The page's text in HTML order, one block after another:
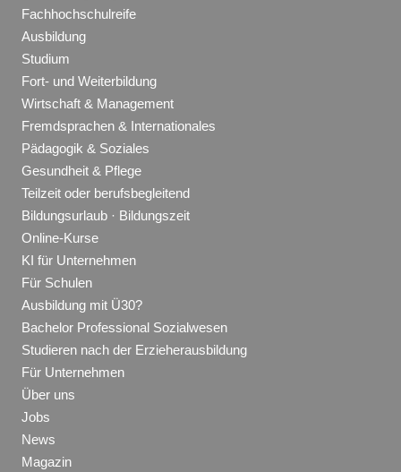
Fachhochschulreife
Ausbildung
Studium
Fort- und Weiterbildung
Wirtschaft & Management
Fremdsprachen & Internationales
Pädagogik & Soziales
Gesundheit & Pflege
Teilzeit oder berufsbegleitend
Bildungsurlaub · Bildungszeit
Online-Kurse
KI für Unternehmen
Für Schulen
Ausbildung mit Ü30?
Bachelor Professional Sozialwesen
Studieren nach der Erzieherausbildung
Für Unternehmen
Über uns
Jobs
News
Magazin